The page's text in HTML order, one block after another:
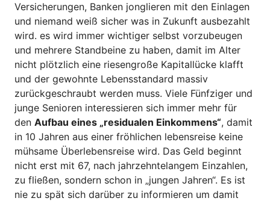
Versicherungen, Banken jonglieren mit den Einlagen
und niemand weiß sicher was in Zukunft ausbezahlt
wird. es wird immer wichtiger selbst vorzubeugen
und mehrere Standbeine zu haben, damit im Alter
nicht plötzlich eine riesengroße Kapitallücke klafft
und der gewohnte Lebensstandard massiv
zurückgeschraubt werden muss. Viele Fünfziger und
junge Senioren interessieren sich immer mehr für
den Aufbau eines „residualen Einkommens“, damit
in 10 Jahren aus einer fröhlichen lebensreise keine
mühsame Überlebensreise wird. Das Geld beginnt
nicht erst mit 67, nach jahrzehntelangem Einzahlen,
zu fließen, sondern schon in „jungen Jahren“. Es ist
nie zu spät sich darüber zu informieren um damit